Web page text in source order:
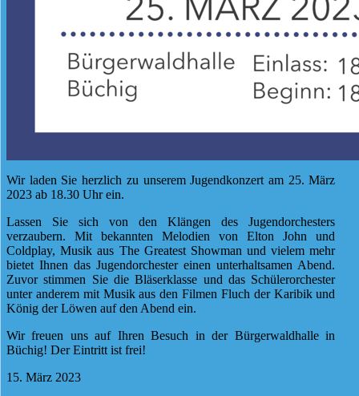
Wir laden Sie herzlich zu unserem Jugendkonzert am 25. März
2023 ab 18.30 Uhr ein.
Lassen Sie sich von den Klängen des Jugendorchesters
verzaubern. Mit bekannten Melodien von Elton John und
Coldplay, Musik aus The Greatest Showman und vielem mehr
bietet Ihnen das Jugendorchester einen unterhaltsamen Abend.
Zuvor stimmen Sie die Bläserklasse und das Schülerorchester
unter anderem mit Musik aus den Filmen Fluch der Karibik und
König der Löwen auf den Abend ein.
Wir freuen uns auf Ihren Besuch in der Bürgerwaldhalle in
Büchig! Der Eintritt ist frei!
15. März 2023